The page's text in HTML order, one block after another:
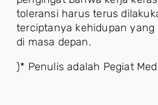
toleransi harus terus
terciptanya kehidupan yang
di masa depan.
)* Penulis adalah Pegiat